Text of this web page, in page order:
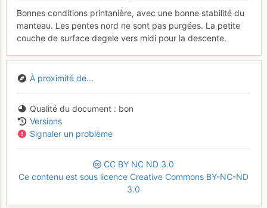
Bonnes conditions printanière, avec une bonne stabilité du
manteau. Les pentes nord ne sont pas purgées. La petite
couche de surface degele vers midi pour la descente.
À proximité de...
Qualité du document
bon
Versions
Signaler un problème
CC BY NC ND 3.0
Ce contenu est sous licence Creative Commons BY-NC-ND
3.0